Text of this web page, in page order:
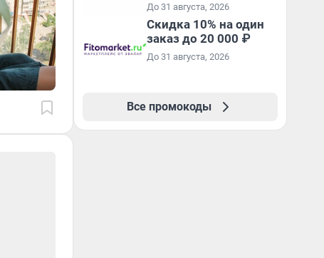
До 31 августа, 2026
Скидка 10% на один
заказ до 20 000 ₽
До 31 августа, 2026
Все промокоды